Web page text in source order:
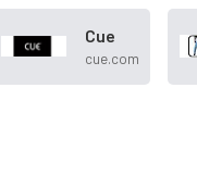
Cue
cue.com